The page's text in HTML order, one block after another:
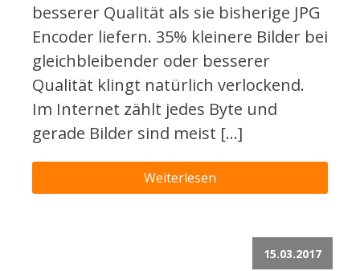
besserer Qualität als sie bisherige JPG
Encoder liefern. 35% kleinere Bilder bei
gleichbleibender oder besserer
Qualität klingt natürlich verlockend.
Im Internet zählt jedes Byte und
gerade Bilder sind meist […]
Weiterlesen
15.03.2017